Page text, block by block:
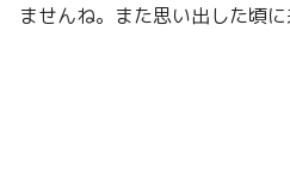
ませんね。また思い出した頃